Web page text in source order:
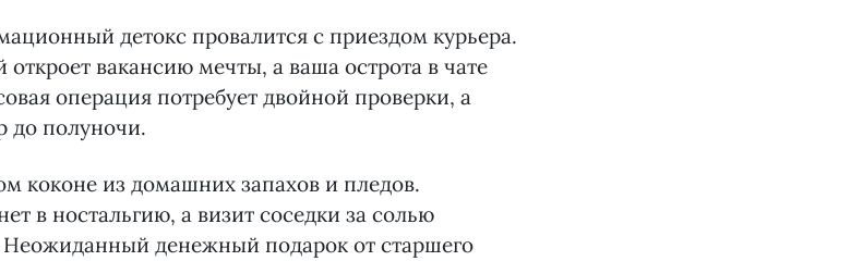
детокс провалится с приездом курьера.
вакансию мечты, а ваша острота в чате
операция потребует двойной проверки, а
до полуночи.
коконе из домашних запахов и пледов.
в ностальгию, а визит соседки за солью
денежный подарок от старшего